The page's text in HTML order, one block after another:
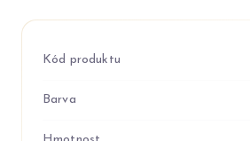
Kód produktu
Barva